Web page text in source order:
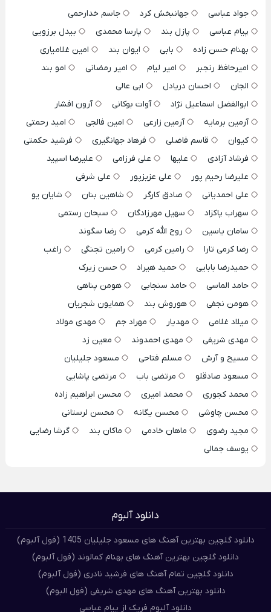
جواد عباسی جهانبخش کرد
جاسم خدارحمی
پیام عباسی
پازل بند پارسا محمدی
بیدل برزویی
بهنام حسن زاده
بابی ایوان بند
امین غلامیاری
امیرحافظ رنجبر
امیر لیام امیر رمضانی
امو بند
الجان
احسان دریادل
ابی عالی
ابوالفضل اسماعیل نژاد
آوات بوکانی
آرون افشار
آرمین برمایه
آرمین زارعی امین فالجی
امید رحمتی
کیوان
قاسم فاضلی فرهاد جهانگیری
فرشید حکمتی
فرشاد آزادی
علیها علی فرزامی
علیرضا اسپید
علیرضا رحیم پور
علی عزیزپور
علی شرفی
علی احمدیانی
صادق کارگر شاهین بنان
شایان یو
سهراب پاکزاد
سهیل مهرزادگان
سبحان رستمی
سامان یاسین
روح الله کرمی
رضا سگوند
رضا کرمی تارا
رامین کرمی رامین تجنگی
راغب
حمیدرضا بابایی
حمید هیراد
حسن زیرک
حامد الماسی
حامد سنجابی
هومن پناهی
هومن نجفی
هوروش بند
همایون شجریان
میلاد غلامی
مهدیار مهراد جم
مهدی مولاد
مهدی شریفی
مهدی احمدوند
معین زد
مسیح و آرش
مسلم فتاحی
مسعود جلیلیان
مسعود صادقلو
مرتضی باب
مرتضی پاشایی
محمد کجوری
محمد امیری
محسن ابراهیم زاده
محسن چاوشی
محسن یگانه
محسن لرستانی
مجید رضوی
ماهان خادمی ماکان بند
گرشا رضایی
یوسف جمالی
دانلود آلبوم
دانلود گلچین بهترین آهنگ های مسعود جلیلیان 1405 (فول آلبوم)
دانلود گلچین بهترین آهنگ های بهنام کمالوند (فول آلبوم)
دانلود گلچین تمام آهنگ های فرشید نادری (فول آلبوم)
دانلود بهترین آهنگ های مهدی شریفی (فول البوم)
دانلود آلبوم فریک از پیام عباسی